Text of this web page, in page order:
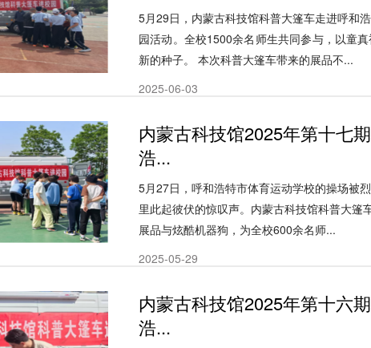
5月29日，内蒙古科技馆科普大篷车走进呼和
园活动。全校1500余名师生共同参与，以童
新的种子。 本次科普大篷车带来的展品不...
2025-06-03
内蒙古科技馆2025年第十七
浩...
5月27日，呼和浩特市体育运动学校的操场被
里此起彼伏的惊叹声。内蒙古科技馆科普大篷
展品与炫酷机器狗，为全校600余名师...
2025-05-29
内蒙古科技馆2025年第十六
浩...